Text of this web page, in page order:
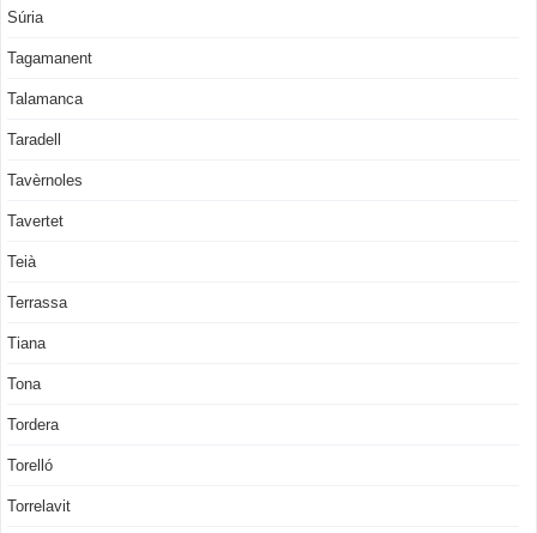
Súria
Tagamanent
Talamanca
Taradell
Tavèrnoles
Tavertet
Teià
Terrassa
Tiana
Tona
Tordera
Torelló
Torrelavit